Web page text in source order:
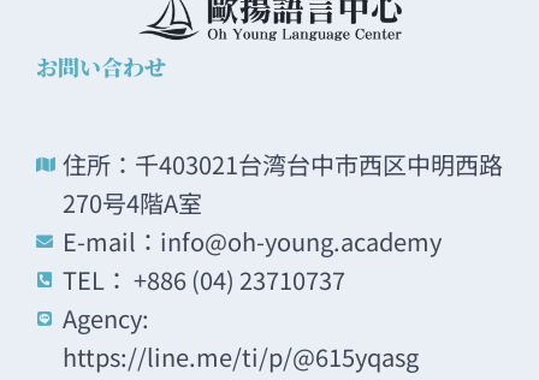
お問い合わせ
住所：千403021台湾台中市西区中明西路
270号4階A室
E-mail：info@oh-young.academy
TEL： +886 (04) 23710737
Agency:
https://line.me/ti/p/@615yqasg